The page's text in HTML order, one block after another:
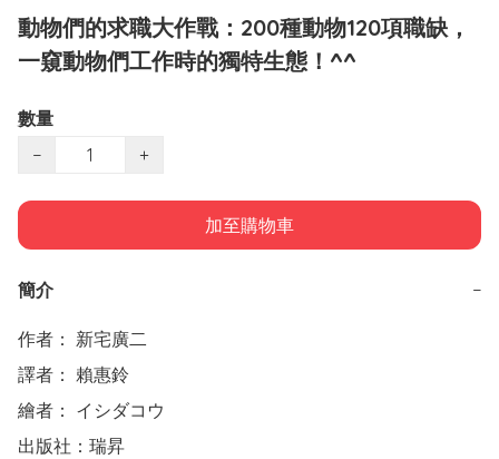
動物們的求職大作戰：200種動物120項職缺，
一窺動物們工作時的獨特生態！^^
數量
−
+
加至購物車
簡介 −
作者： 新宅廣二
譯者： 賴惠鈴
繪者： イシダコウ
出版社：瑞昇